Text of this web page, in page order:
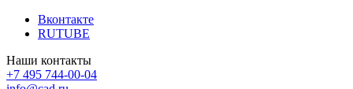
Вконтакте
RUTUBE
Наши контакты
+7 495 744-00-04